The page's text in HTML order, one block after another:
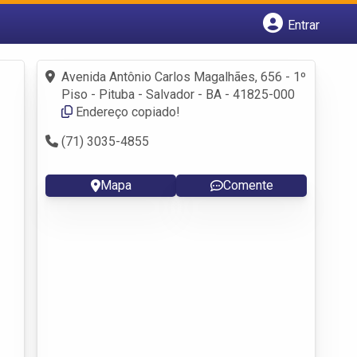
Entrar
Fazer login
Criar conta
Avenida Antônio Carlos Magalhães, 656 - 1º
Piso - Pituba - Salvador - BA - 41825-000
Endereço copiado!
(71) 3035-4855
Mapa Comente